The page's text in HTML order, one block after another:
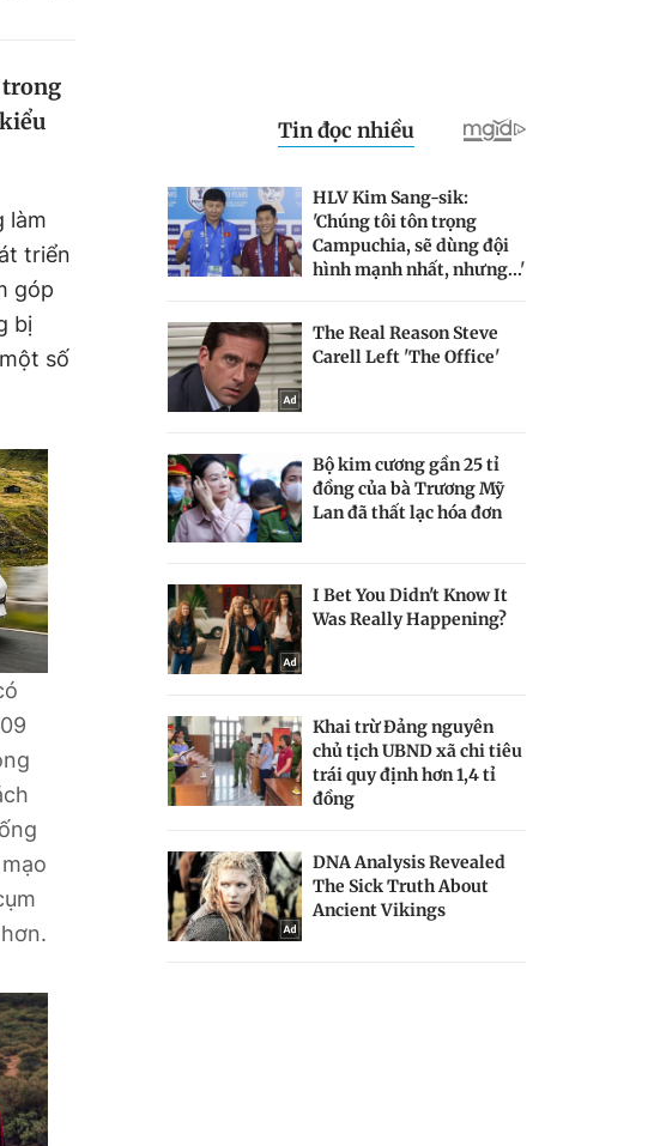
trong
làm
triển
góp
bị
số